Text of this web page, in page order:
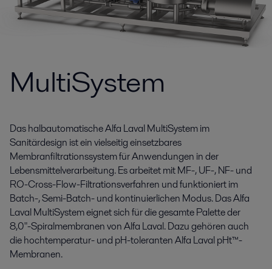
MultiSystem
Das halbautomatische Alfa Laval MultiSystem im
Sanitärdesign ist ein vielseitig einsetzbares
Membranfiltrationssystem für Anwendungen in der
Lebensmittelverarbeitung. Es arbeitet mit MF-, UF-, NF- und
RO-Cross-Flow-Filtrationsverfahren und funktioniert im
Batch-, Semi-Batch- und kontinuierlichen Modus. Das Alfa
Laval MultiSystem eignet sich für die gesamte Palette der
8,0"-Spiralmembranen von Alfa Laval. Dazu gehören auch
die hochtemperatur- und pH-toleranten Alfa Laval pHt™-
Membranen.